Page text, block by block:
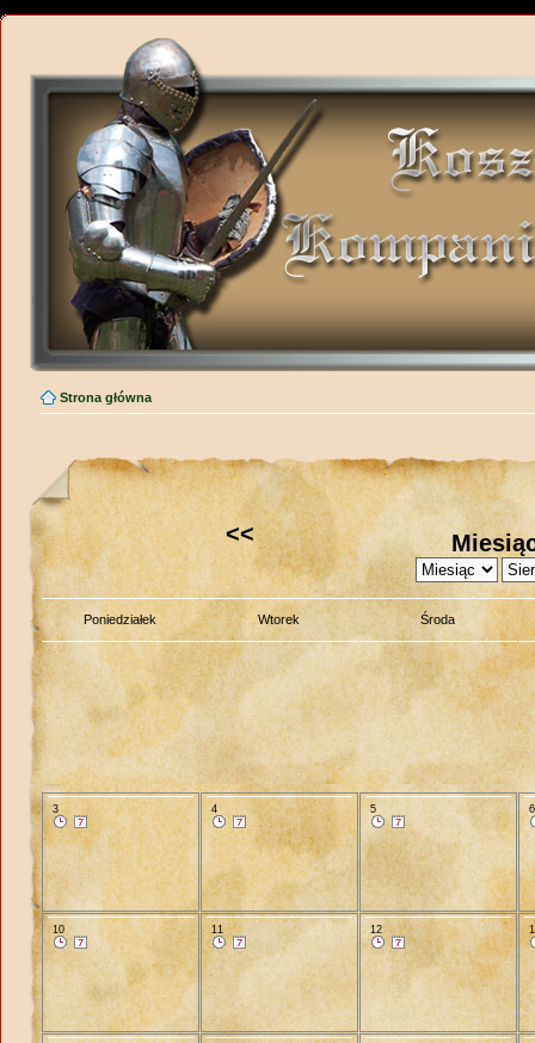
Strona główna
<<
Poniedziałek Wtorek Środa
3 4 5 6
10 11 12